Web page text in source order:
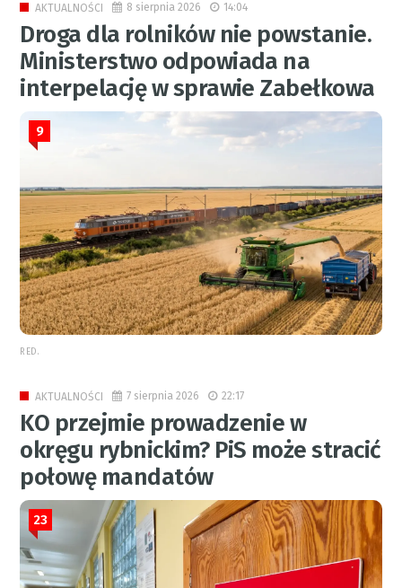
AKTUALNOŚCI 8 sierpnia 2026 14:04
Droga dla rolników nie powstanie.
Ministerstwo odpowiada na
interpelację w sprawie Zabełkowa
9
RED.
AKTUALNOŚCI 7 sierpnia 2026 22:17
KO przejmie prowadzenie w
okręgu rybnickim? PiS może stracić
połowę mandatów
23